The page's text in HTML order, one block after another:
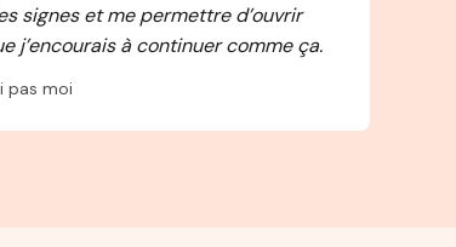
signes et me permettre d’ouvrir
j’encourais à continuer comme ça.
pas moi